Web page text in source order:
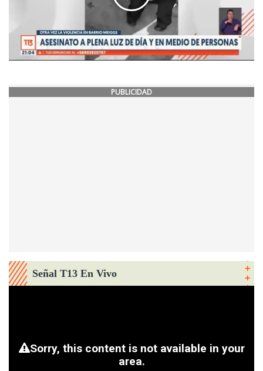
PUBLICIDAD
Señal T13 En Vivo